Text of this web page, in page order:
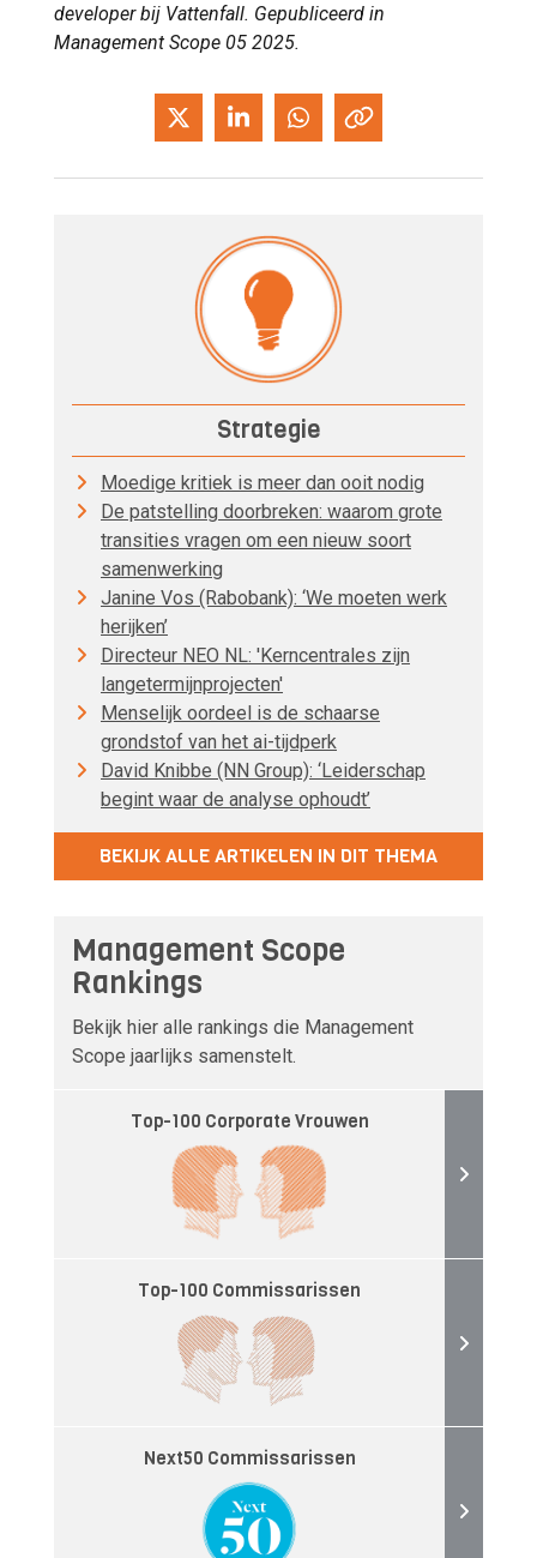
developer bij Vattenfall. Gepubliceerd in
Management Scope 05 2025.
Strategie
Moedige kritiek is meer dan ooit nodig
De patstelling doorbreken: waarom grote
transities vragen om een nieuw soort
samenwerking
Janine Vos (Rabobank): ‘We moeten werk
herijken’
Directeur NEO NL: 'Kerncentrales zijn
langetermijnprojecten'
Menselijk oordeel is de schaarse
grondstof van het ai-tijdperk
David Knibbe (NN Group): ‘Leiderschap
begint waar de analyse ophoudt’
BEKIJK ALLE ARTIKELEN IN DIT THEMA
Management Scope
Rankings
Bekijk hier alle rankings die Management
Scope jaarlijks samenstelt.
Top-100 Corporate Vrouwen
Top-100 Commissarissen
Next50 Commissarissen